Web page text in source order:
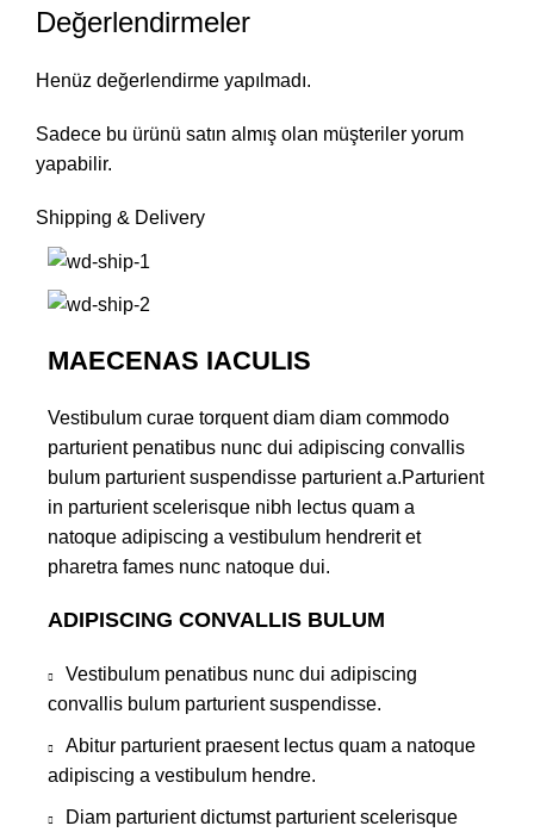
Değerlendirmeler
Henüz değerlendirme yapılmadı.
Sadece bu ürünü satın almış olan müşteriler yorum
yapabilir.
Shipping & Delivery
MAECENAS IACULIS
Vestibulum curae torquent diam diam commodo
parturient penatibus nunc dui adipiscing convallis
bulum parturient suspendisse parturient a.Parturient
in parturient scelerisque nibh lectus quam a
natoque adipiscing a vestibulum hendrerit et
pharetra fames nunc natoque dui.
ADIPISCING CONVALLIS BULUM
Vestibulum penatibus nunc dui adipiscing
convallis bulum parturient suspendisse.
Abitur parturient praesent lectus quam a natoque
adipiscing a vestibulum hendre.
Diam parturient dictumst parturient scelerisque